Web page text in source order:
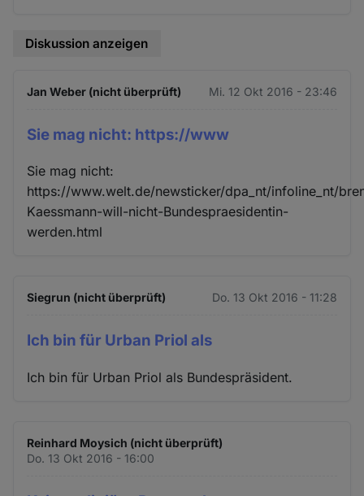
Diskussion anzeigen
Jan Weber (nicht überprüft) Mi. 12 Okt 2016 - 23:46
Sie mag nicht: https://www
Sie mag nicht:
https://www.welt.de/newsticker/dpa_nt/infoline_nt/
Kaessmann-will-nicht-Bundespraesidentin-
werden.html
Siegrun (nicht überprüft) Do. 13 Okt 2016 - 11:28
Ich bin für Urban Priol als
Ich bin für Urban Priol als Bundespräsident.
Reinhard Moysich (nicht überprüft)
Do. 13 Okt 2016 - 16:00